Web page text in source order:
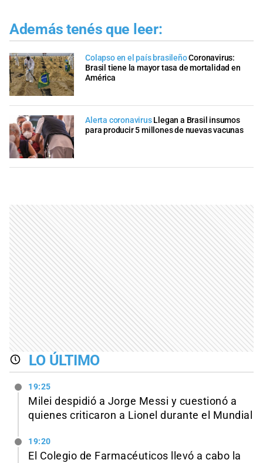
Además tenés que leer:
Colapso en el país brasileñoCoronavirus:
Brasil tiene la mayor tasa de mortalidad en
América
Alerta coronavirus Llegan a Brasil insumos
para producir 5 millones de nuevas vacunas
LO ÚLTIMO
19:25
Milei despidió a Jorge Messi y cuestionó a
quienes criticaron a Lionel durante el Mundial
19:20
El Colegio de Farmacéuticos llevó a cabo la